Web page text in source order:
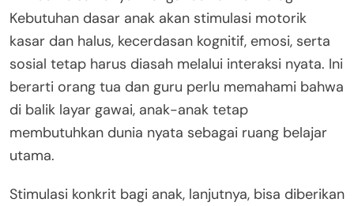
Kebutuhan dasar anak akan stimulasi motorik
kasar dan halus, kecerdasan kognitif, emosi, serta
sosial tetap harus diasah melalui interaksi nyata. Ini
berarti orang tua dan guru perlu memahami bahwa
di balik layar gawai, anak-anak tetap
membutuhkan dunia nyata sebagai ruang belajar
utama.
Stimulasi konkrit bagi anak, lanjutnya, bisa diberikan